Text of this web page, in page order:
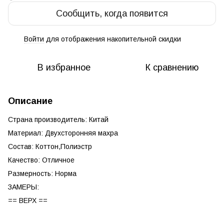
Сообщить, когда появится
Войти для отображения накопительной скидки
В избранное К сравнению
Описание
Страна производитель: Китай
Материал: Двухсторонняя махра
Состав: Коттон,Полиэстр
Качество: Отличное
Размерность: Норма
ЗАМЕРЫ:
== ВЕРХ ==